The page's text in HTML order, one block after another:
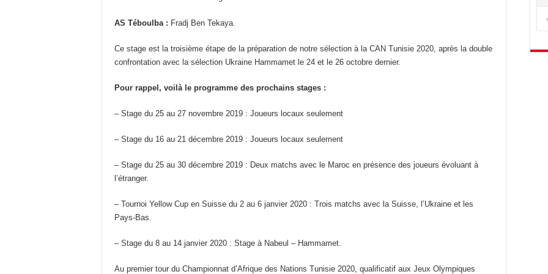
AS Téboulba : Fradj Ben Tekaya.
Ce stage est la troisième étape de la préparation de notre sélection à la CAN Tunisie 2020, après la double
confrontation avec la sélection Ukraine Hammamet le 24 et le 26 octobre dernier.
Pour rappel, voilà le programme des prochains stages :
– Stage du 25 au 27 novembre 2019 : Joueurs locaux seulement
– Stage du 16 au 21 décembre 2019 : Joueurs locaux seulement
– Stage du 25 au 30 décembre 2019 : Deux matchs avec le Maroc en présence des joueurs évoluant à
l’étranger.
– Tournoi Yellow Cup en Suisse du 2 au 6 janvier 2020 : Trois matchs avec la Suisse, l’Ukraine et les
Pays-Bas.
– Stage du 8 au 14 janvier 2020 : Stage à Nabeul – Hammamet.
Au premier tour du Championnat d’Afrique des Nations Tunisie 2020, qualificatif aux Jeux Olympiques